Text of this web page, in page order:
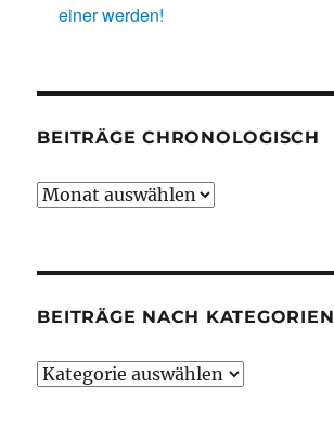
einer werden!
BEITRÄGE CHRONOLOGISCH
Beiträge
BEITRÄGE NACH KATEGORIEN
Beiträge